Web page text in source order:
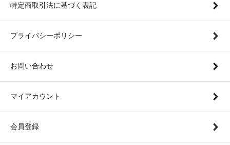
特定商取引法に基づく表記
プライバシーポリシー
お問い合わせ
マイアカウント
会員登録